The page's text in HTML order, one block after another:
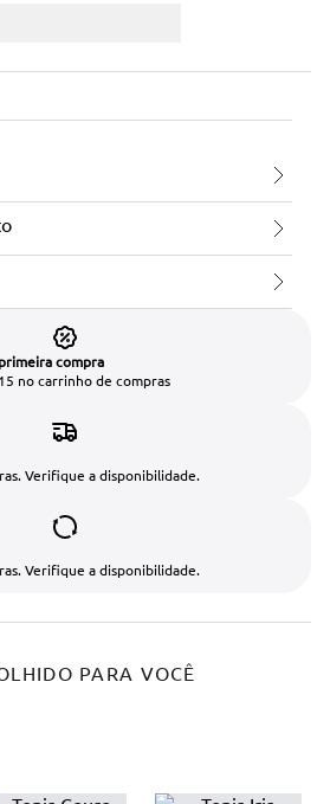
compra
no carrinho de compras
Verifique a disponibilidade.
Verifique a disponibilidade.
PARA VOCÊ